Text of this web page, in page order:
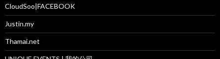
CloudSoo|FACEBOOK
Justin.my
Thamai.net